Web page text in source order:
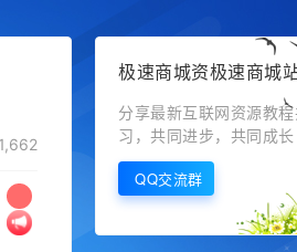
极速商城资极速商城
分享最新互联网资源教
习，共同进步，共同成长
QQ交流群